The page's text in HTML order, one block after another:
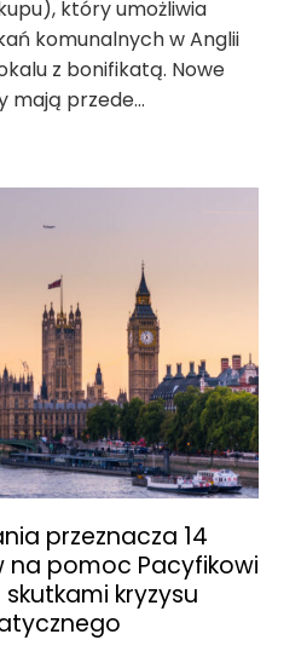
który umożliwia
komunalnych w Anglii
z bonifikatą. Nowe
mają przede…
przeznacza 14
pomoc Pacyfikowi
kryzysu